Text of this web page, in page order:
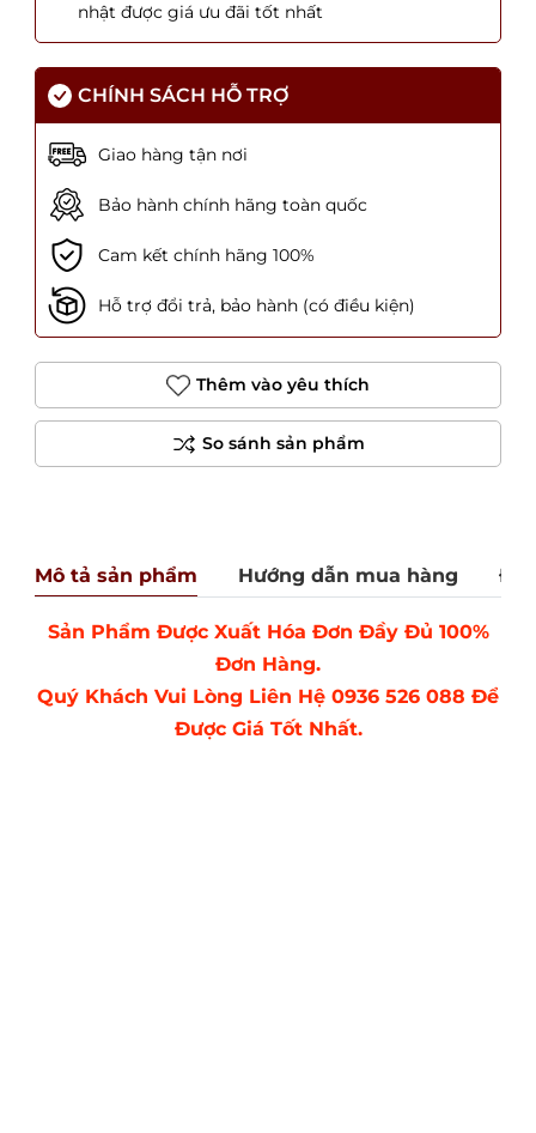
nhật được giá ưu đãi tốt nhất
CHÍNH SÁCH HỖ TRỢ
Giao hàng tận nơi
Bảo hành chính hãng toàn quốc
Cam kết chính hãng 100%
Hỗ trợ đổi trả, bảo hành (có điều kiện)
Thêm vào yêu thích
Mô tả sản phẩm Hướng dẫn mua hàng
Sản Phẩm Được Xuất Hóa Đơn Đầy Đủ 100%
Đơn Hàng.
Quý Khách Vui Lòng Liên Hệ 0936 526 088 Để
Được Giá Tốt Nhất.